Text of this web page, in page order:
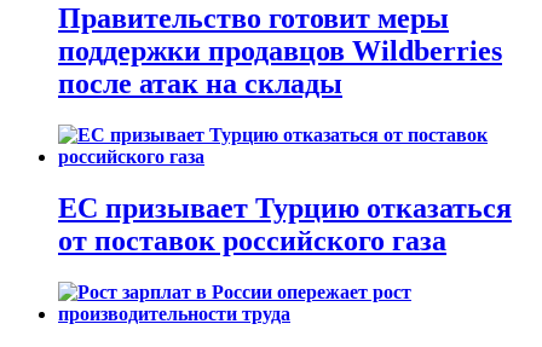
Правительство готовит меры
поддержки продавцов Wildberries
после атак на склады
ЕС призывает Турцию отказаться
от поставок российского газа